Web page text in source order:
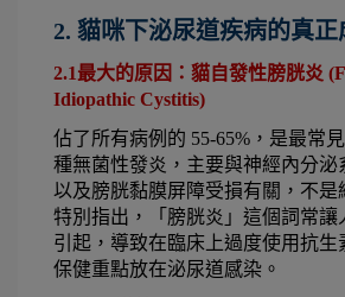
2. 貓咪下泌尿道疾病的真正
2.1最大的原因：貓自發性膀胱炎
Idiopathic Cystitis)
佔了所有病例的 55-65%，是最常
種無菌性發炎，主要與神經內分泌
以及膀胱黏膜屏障受損有關，不是
特別指出，「膀胱炎」這個詞常讓
引起，導致在臨床上過度使用抗生
保健重點放在泌尿道感染。